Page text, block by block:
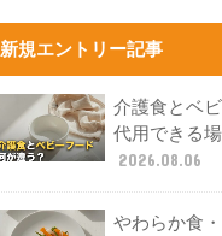
新規エントリー記事
介護食とベ
代用できる
2026.08.06
やわらか食